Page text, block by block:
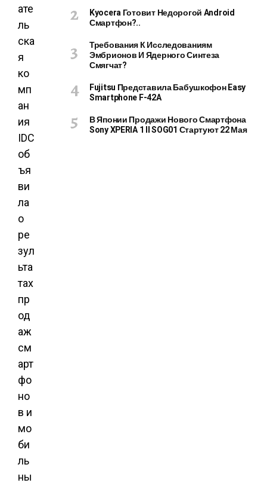
ате
ль
ска
я
ко
мп
ан
ия
IDC
об
ъя
ви
ла
о
ре
зул
ьта
тах
пр
од
аж
см
арт
фо
но
в и
мо
би
ль
ны
Kyocera Готовит Недорогой Android
Смартфон?..
Требования К Исследованиям
Эмбрионов И Ядерного Синтеза
Смягчат?
Fujitsu Представила Бабушкофон Easy
Smartphone F-42A
В Японии Продажи Нового Смартфона
Sony XPERIA 1 II SOG01 Стартуют 22 Мая